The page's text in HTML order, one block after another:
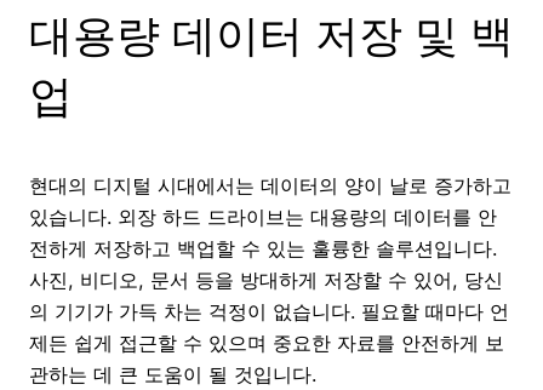
대용량 데이터 저장 및 백
업
현대의 디지털 시대에서는 데이터의 양이 날로 증가하고
있습니다. 외장 하드 드라이브는 대용량의 데이터를 안
전하게 저장하고 백업할 수 있는 훌륭한 솔루션입니다.
사진, 비디오, 문서 등을 방대하게 저장할 수 있어, 당신
의 기기가 가득 차는 걱정이 없습니다. 필요할 때마다 언
제든 쉽게 접근할 수 있으며 중요한 자료를 안전하게 보
관하는 데 큰 도움이 될 것입니다.